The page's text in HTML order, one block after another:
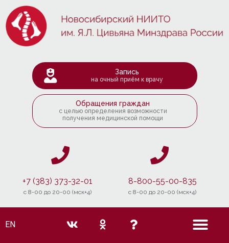
Запись
на очный приём к врачу
Обращения граждан
с целью определения возможности
получения медицинской помощи
+7 (383) 373-32-01
c 8-00 до 20-00 (мск+4)
8-800-55-00-835
c 8-00 до 20-00 (мск+4)
EN